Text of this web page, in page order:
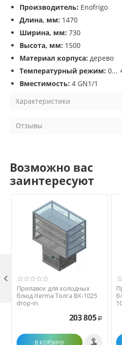
Производитель: Enofrigo
Длина, мм: 1470
Ширина, мм: 730
Высота, мм: 1500
Материал корпуса: дерево
Температурный режим: 0...
Вместимость: 4 GN1/1
Характеристики
Отзывы
Возможно вас
заинтересуют
Прилавок для холодных
блюд Iterma Толга ВХ-1025
drop-in
203 805 Р
В КОРЗИНУ
